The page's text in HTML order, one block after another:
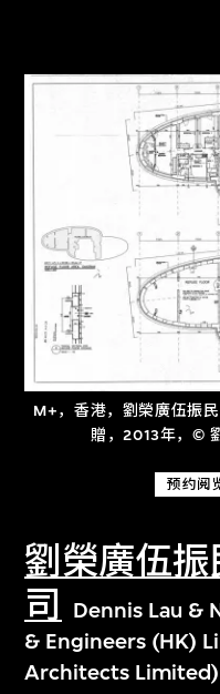
M+，香港，劉榮廣伍振
贈，2013年，©
预约阅
劉榮廣伍
司
Dennis Lau &
& Engineers (HK)
Architects Limited)
进一步筛选
关于M+藏品
探索世界顶级的